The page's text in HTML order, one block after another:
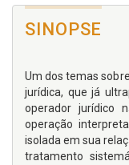
SINOPSE
Um dos temas
jurídica, que já
operador jurídico
operação
isolada em sua
tratamento